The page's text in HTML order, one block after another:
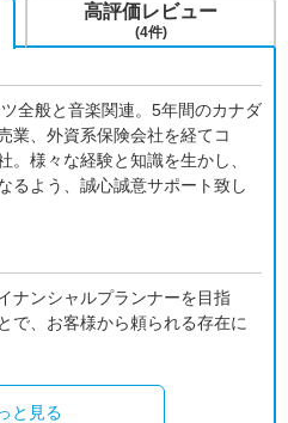
全般と音楽関連。5年間のカナダ
業、外資系保険会社を経てコ
。様々な経験と知識を生かし、
るよう、誠心誠意サポート致し
ナンシャルプランナーを目指
で、お客様から頼られる存在に
と見る
高評価レビュー
(4件)